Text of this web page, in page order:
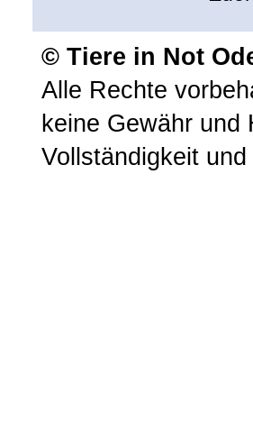
© Tiere in Not
Alle Rechte
keine Gewähr
Vollständigkeit